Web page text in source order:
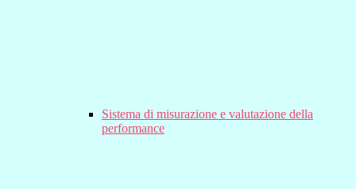
Sistema di misurazione e valutazione della
performance